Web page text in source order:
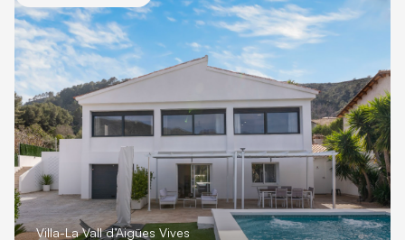
Villa-La Vall d’Aigües Vives